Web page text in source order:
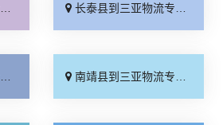
长泰县到三亚物流专线_市县派送「合理收费」
南靖县到三亚物流专线_收费介绍「全境配送」